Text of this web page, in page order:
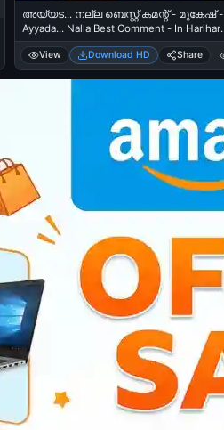
അയ്യട... നല്ല ബെസ്റ്റ് കമന്റ് - മുകേഷ് -
Ayyada... Nalla Best Comment - In Harihar
Nagar Comedy
View Download HD Share